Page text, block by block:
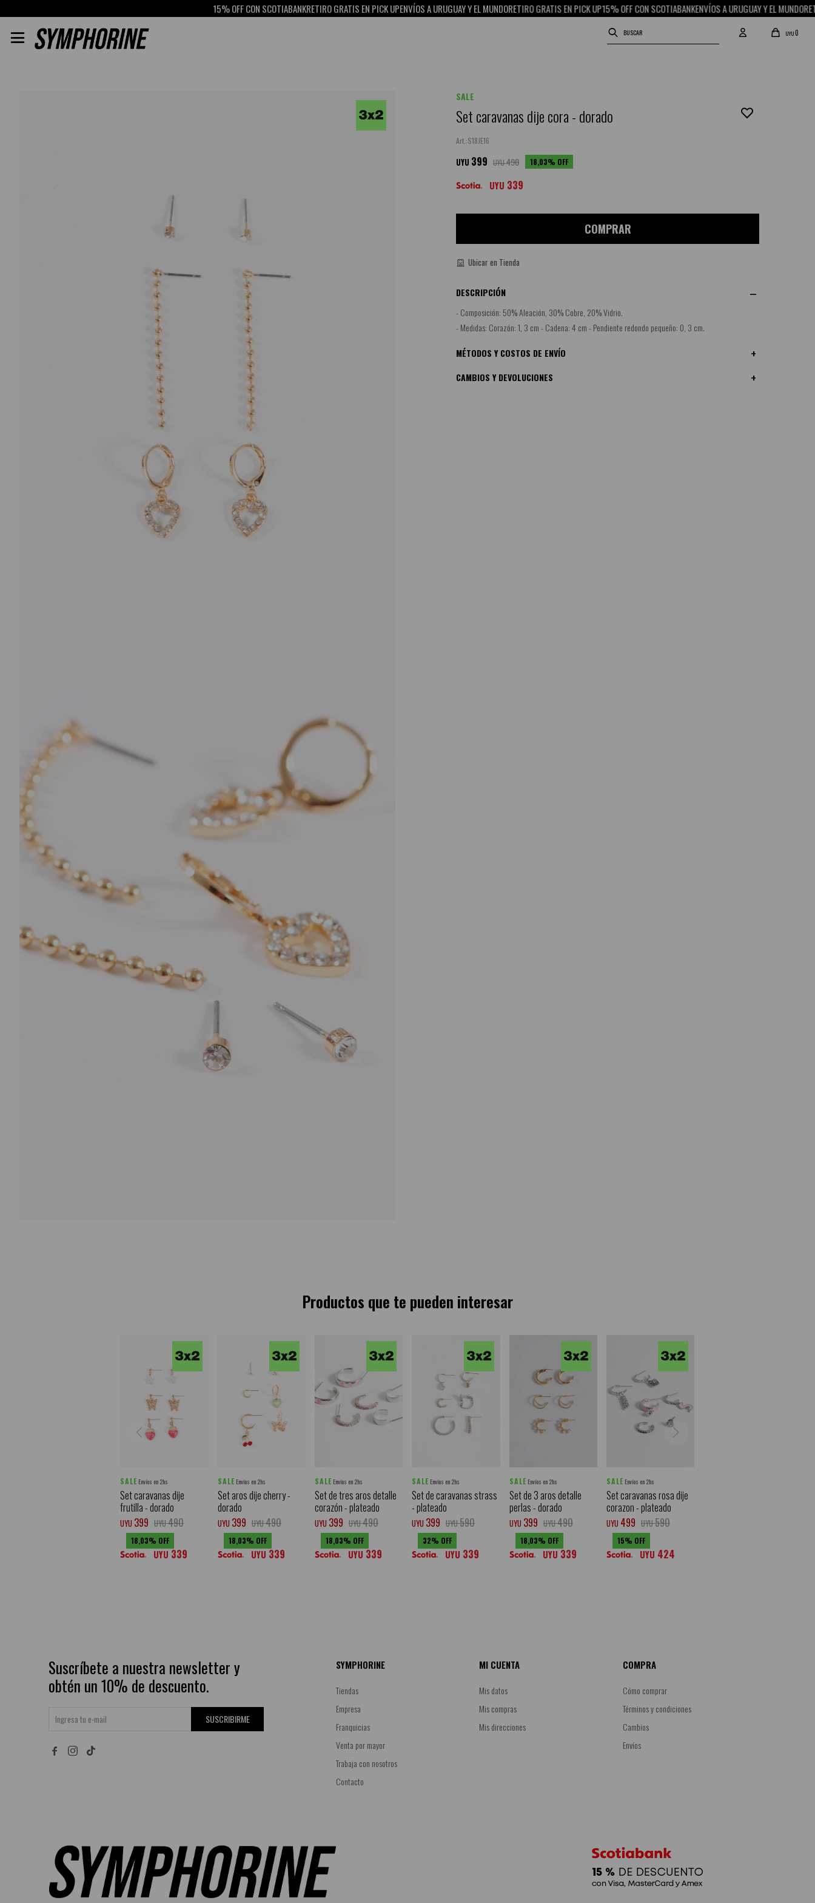
15% OFF CON SCOTIABANKRETIRO GRATIS EN PICK UPENVÍOS A URUGUAY Y EL MUNDORETIRO GRATIS EN PICK UP15% OFF CON SCOTIABANKENVÍOS A URUGUAY Y EL MUNDORETIRO
UYU0

SALE
Set caravanas dije cora - dorado
S18JE16
UYU 399 UYU490 18,03
UYU 339
COMPRAR
Ubicar en Tienda
DESCRIPCIÓN
- Composición: 50% Aleación, 30% Cobre, 20% Vidrio.
- Medidas: Corazón: 1, 3 cm - Cadena: 4 cm - Pendiente redondo pequeño: 0, 3 cm.
MÉTODOS Y COSTOS DE ENVÍO
CAMBIOS Y DEVOLUCIONES
Productos que te pueden interesar
SALE Envíos en 2hs
Set caravanas dije
frutilla - dorado
UYU 399 UYU490
18,03
UYU 339
SALE Envíos en 2hs
Set aros dije cherry -
dorado
UYU 399 UYU490
18,03
UYU 339
SALE Envíos en 2hs
Set de tres aros detalle
corazón - plateado
UYU 399 UYU490
18,03
UYU 339
SALE Envíos en 2hs
Set de caravanas strass
- plateado
UYU 399 UYU590
32
UYU 339
SALE Envíos en 2hs
Set de 3 aros detalle
perlas - dorado
UYU 399 UYU490
18,03
UYU 339
SALE Envíos en 2hs
Set caravanas rosa dije
corazon - plateado
UYU 499 UYU590
15
UYU 424
Suscríbete a nuestra newsletter y
obtén un 10% de descuento.
SUSCRIBIRME
 
SYMPHORINE
Tiendas
Empresa
Franquicias
Venta por mayor
Trabaja con nosotros
Contacto
MI CUENTA
Mis datos
Mis compras
Mis direcciones
COMPRA
Cómo comprar
Términos y condiciones
Cambios
Envíos